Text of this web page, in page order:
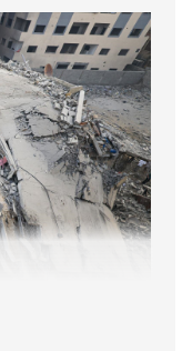
tạc của máy